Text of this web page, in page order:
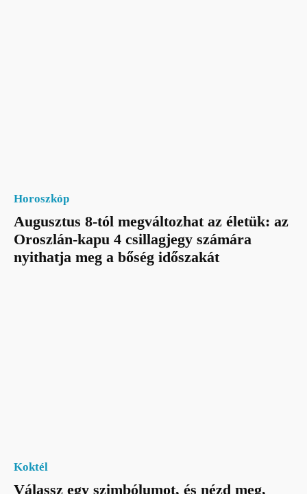
Horoszkóp
Augusztus 8-tól megváltozhat az életük: az
Oroszlán-kapu 4 csillagjegy számára
nyithatja meg a bőség időszakát
Koktél
Válassz egy szimbólumot, és nézd meg,